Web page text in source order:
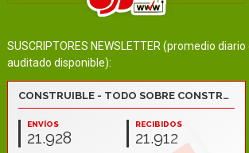
SUSCRIPTORES NEWSLETTER (promedio
auditado disponible):